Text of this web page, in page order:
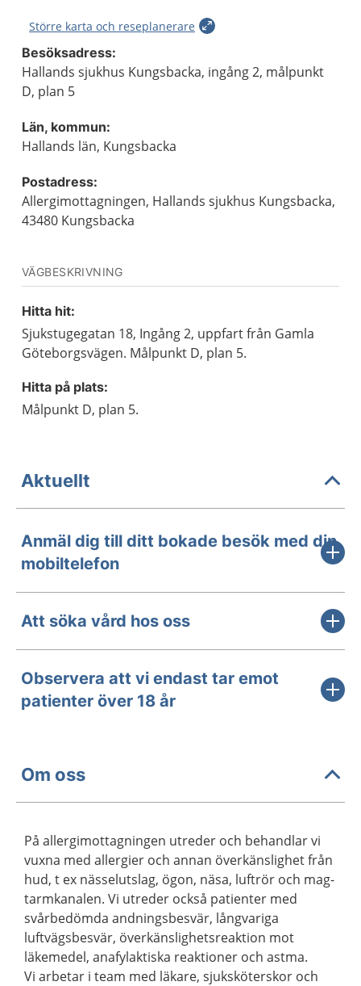
Större karta och reseplanerare
Besöksadress:
Hallands sjukhus Kungsbacka, ingång 2, målpunkt
D, plan 5
Län, kommun:
Hallands län, Kungsbacka
Postadress:
Allergimottagningen, Hallands sjukhus Kungsbacka,
43480 Kungsbacka
VÄGBESKRIVNING
Hitta hit:
Sjukstugegatan 18, Ingång 2, uppfart från Gamla
Göteborgsvägen. Målpunkt D, plan 5.
Hitta på plats:
Målpunkt D, plan 5.
Aktuellt
Anmäl dig till ditt bokade besök med din
mobiltelefon
Att söka vård hos oss
Observera att vi endast tar emot
patienter över 18 år
Om oss
På allergimottagningen utreder och behandlar vi
vuxna med allergier och annan överkänslighet från
hud, t ex nässelutslag, ögon, näsa, luftrör och mag-
tarmkanalen. Vi utreder också patienter med
svårbedömda andningsbesvär, långvariga
luftvägsbesvär, överkänslighetsreaktion mot
läkemedel, anafylaktiska reaktioner och astma.
Vi arbetar i team med läkare, sjuksköterskor och